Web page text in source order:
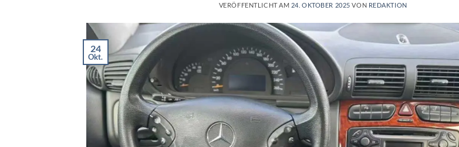
VERÖFFENTLICHT AM 24. OKTOBER 2025 VON REDAKTION
24
Okt.